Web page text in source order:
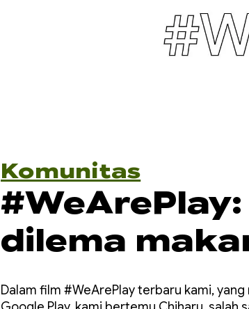
Komunitas
dilema
bagaimana
Dalam film #WeArePlay terbaru kami,